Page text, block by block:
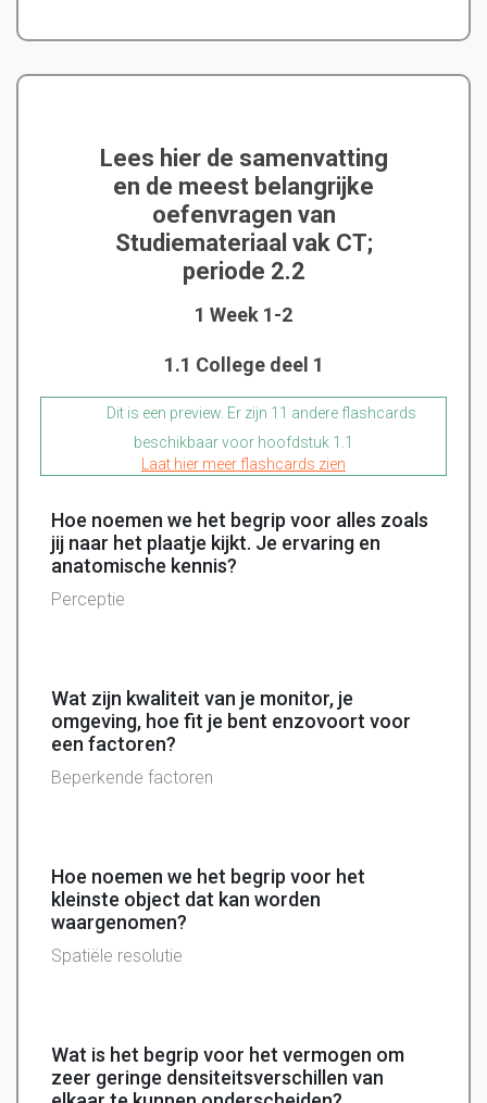
Lees hier de samenvatting
en de meest belangrijke
oefenvragen van
Studiemateriaal vak CT;
periode 2.2
1 Week 1-2
1.1 College deel 1
Dit is een preview. Er zijn 11 andere flashcards
beschikbaar voor hoofdstuk 1.1
Laat hier meer flashcards zien
Hoe noemen we het begrip voor alles zoals
jij naar het plaatje kijkt. Je ervaring en
anatomische kennis?
Perceptie
Wat zijn kwaliteit van je monitor, je
omgeving, hoe fit je bent enzovoort voor
een factoren?
Beperkende factoren
Hoe noemen we het begrip voor het
kleinste object dat kan worden
waargenomen?
Spatiële resolutie
Wat is het begrip voor het vermogen om
zeer geringe densiteitsverschillen van